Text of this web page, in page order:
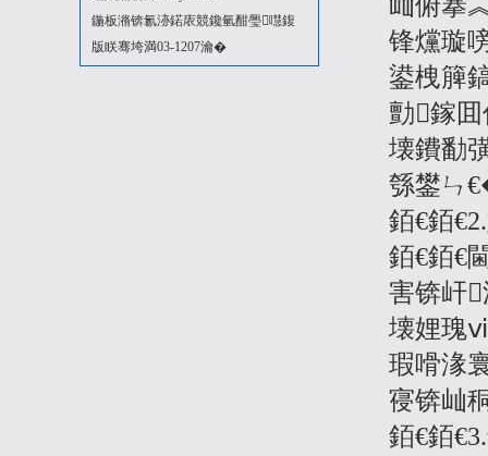
鍦板潃锛氱洂鍩庡競鑱氫酣璺嚖鍑
版眹骞垮満03-1207瀹�
锋爣璇
鍙栧簲
勯鎵
壊鐨勫
綔鐢ㄣ
銆€銆
銆€銆€
害锛屽
壊娌瑰
瑕嗗湪
寑锛屾
銆€銆